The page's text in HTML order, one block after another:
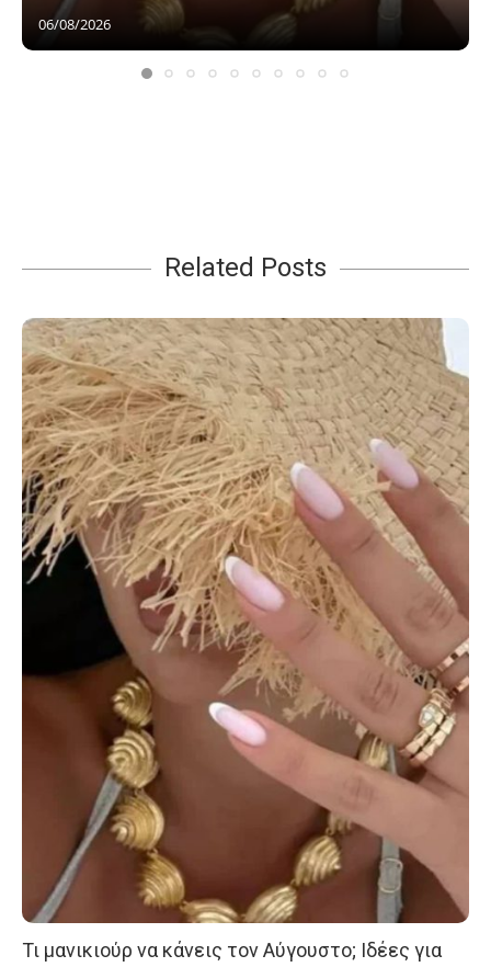
06/08/2026
Related Posts
Τι μανικιούρ να κάνεις τον Αύγουστο; Ιδέες για